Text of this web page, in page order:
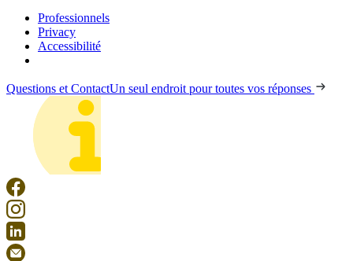
Professionnels
Privacy
Accessibilité
Questions et ContactUn seul endroit pour toutes vos réponses